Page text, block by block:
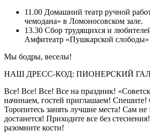
11.00 Домашний театр ручной
чемодана» в Ломоносовском зале.
13.30 Сбор трудящихся и
Амфитеатр «Пушкарской слободы»
Мы бодры, веселы!
НАШ ДРЕСС-КОД: ПИОНЕРСКИЙ
Все! Все! Все! Все на праздник!
начинаем, гостей приглашаем!
Торопитесь занять лучшие места! Сам
достанется! Приходите все без
разомните кости!